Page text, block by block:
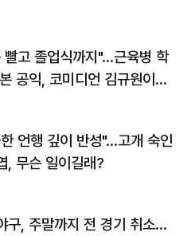
빨고 졸업식까지"…근육병 학
공익, 코미디언 김규원이었
언행 깊이 반성"…고개 숙인
, 무슨 일이길래?
구, 주말까지 전 경기 취소…